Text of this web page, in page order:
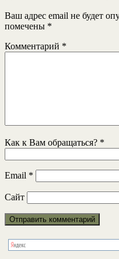
Ваш адрес email не будет
помечены *
Комментарий *
Как к Вам обращаться? *
Email *
Сайт